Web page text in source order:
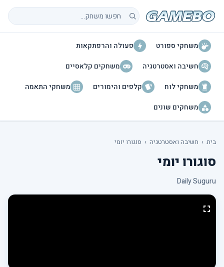
חיפוש משחקים
משחקי ספורט
פעולה והרפתקאות
חשיבה ואסטרטגיה
משחקים קלאסיים
משחקי לוח
קלפים והימורים
משחקי התאמה
משחקים שונים
בית › חשיבה ואסטרטגיה › סוגורו יומי
סוגורו יומי
Daily Suguru